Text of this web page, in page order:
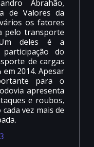
Abrahão,
de Valores da
os fatores
pelo transporte
deles é a
do
de cargas
2014. Apesar
para o
apresenta
e roubos,
vez mais de